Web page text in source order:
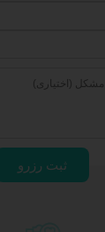
ثبت رزرو